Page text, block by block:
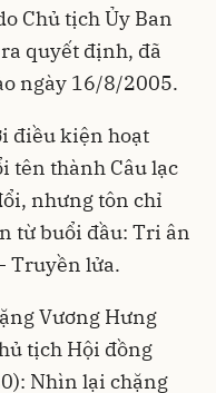
Chủ tịch Ủy Ban
quyết định, đã
ngày 16/8/2005.
điều kiện hoạt
tên thành Câu lạc
nhưng tôn chỉ
từ buổi đầu: Tri ân
Truyền lửa.
Vương Hưng
tịch Hội đồng
Nhìn lại chặng